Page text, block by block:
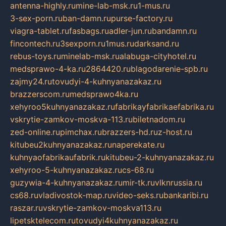
antenna-highly.rumine-lab-msk.ru1-mus.ru
3-sex-porn.ruban-damn.rupurse-factory.ru
viagra-tablet.rufasbags.ruadler-jun.rubandamn.ru
fincontech.ru3sexporn.ru1mus.rudarksand.ru
rebus-toys.ruminelab-msk.rualabuga-cityhotel.ru
medsprawo-4-ka.ru2864420.rublagodarenie-spb.ru
zajmy24.rutovudyi-4-kuhnyanazakaz.ru
brazzerscom.rumedsprawo4ka.ru
xehyroo5kuhnyanazakaz.rufabrikayfabrikaefabrika.ru
vskrytie-zamkov-moskva-113.rubiletnadom.ru
zed-online.rupimchax.rubrazzers-hd.ruz-host.ru
kitubeu2kuhnyanazakaz.runaperekate.ru
kuhnyaofabrikaufabrik.rukitubeu-2-kuhnyanazakaz.ru
xehyroo-5-kuhnyanazakaz.rucs-68.ru
guzywia-4-kuhnyanazakaz.rumir-tk.ruvlknrussia.ru
cs68.ruvladivostok-map.ruvideo-seks.rubankaribi.ru
raszar.ruvskrytie-zamkov-moskva113.ru
lipetsktelecom.rutovudyi4kuhnyanazakaz.ru